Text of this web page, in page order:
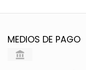
MEDIOS DE PAGO